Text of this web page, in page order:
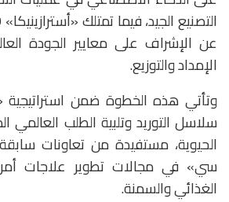
عن الإشراف على معايير الجودة
الإمداد والتوزيع.
وتأتي هذه الخطوة ضمن استراتيجية
سلاسل التوريد وتلبية الطلب العالمي
الحيوية، مستفيدة من تعاونات
سي» في مجالات تطوير علاجات
الغذائي والسمنة.